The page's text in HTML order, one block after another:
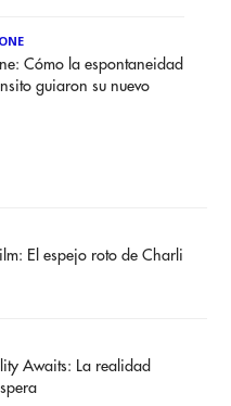
Cómo la espontaneidad
guiaron su nuevo
El espejo roto de Charli
Awaits: La realidad